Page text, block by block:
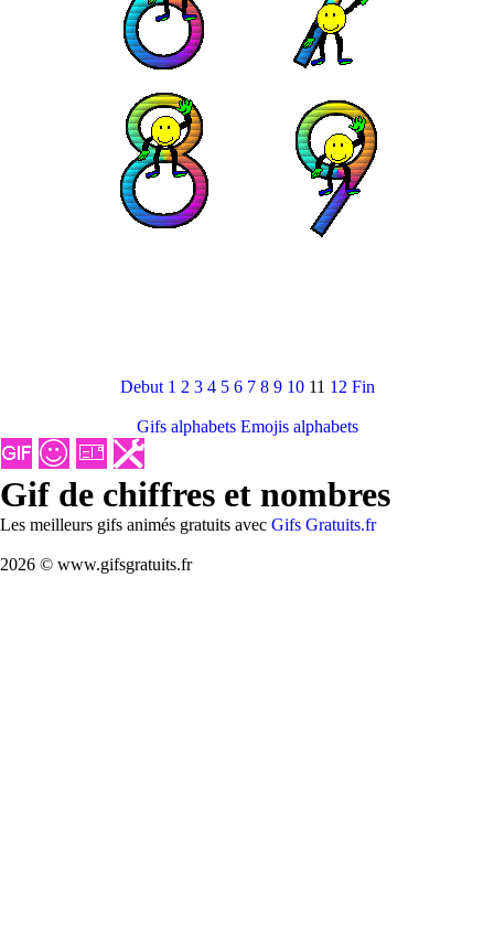
Debut 1 2 3 4 5 6 7 8 9 10 11 12 Fin
Gifs alphabets Emojis alphabets
Gif de chiffres et nombres
Les meilleurs gifs animés gratuits avec Gifs Gratuits.fr
2026 © www.gifsgratuits.fr